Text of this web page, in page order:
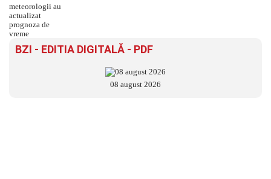
BZI - EDITIA DIGITALĂ - PDF
08 august 2026